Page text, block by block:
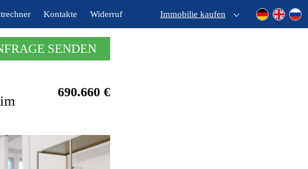
Kontakte Widerruf Immobilie kaufen
SENDEN
690.660 €